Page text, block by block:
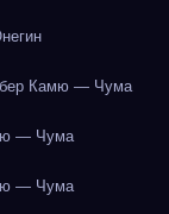
Камю — Чума
— Чума
— Чума